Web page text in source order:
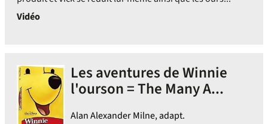
Vidéo
Les aventures de Winnie
l'ourson = The Many A...
Alan Alexander Milne, adapt.